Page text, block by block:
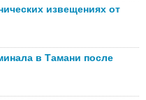
извещениях от
в Тамани после